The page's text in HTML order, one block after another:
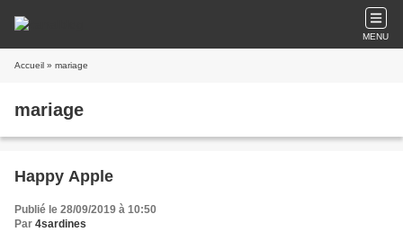
MENU
Accueil » mariage
mariage
Happy Apple
Publié le 28/09/2019 à 10:50
Par 4sardines